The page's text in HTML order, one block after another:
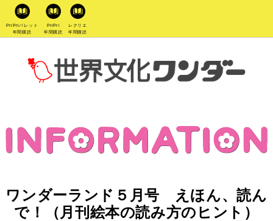
PriPriパレット
年間購読
PriPri
年間購読
レクリエ
年間購読
ワンダーランド５月号 えほん、読ん
で！（月刊絵本の読み方のヒント）